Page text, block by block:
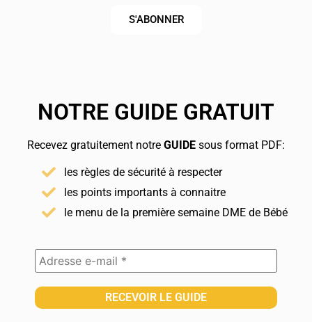
S'ABONNER
NOTRE GUIDE GRATUIT
Recevez gratuitement notre GUIDE sous format PDF:
les règles de sécurité à respecter
les points importants à connaitre
le menu de la première semaine DME de Bébé